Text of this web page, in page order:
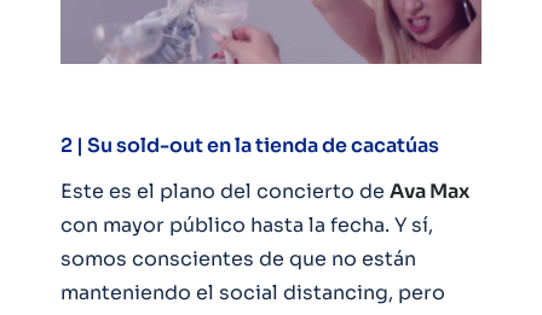
2 | Su sold-out en la tienda de cacatúas
Este es el plano del concierto de Ava Max
con mayor público hasta la fecha. Y sí,
somos conscientes de que no están
manteniendo el social distancing, pero